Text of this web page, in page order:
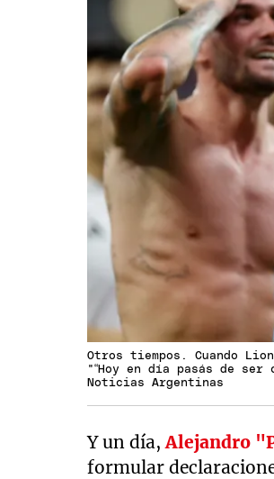
Otros tiempos. Cuando
"“Hoy en día pasás de
Noticias Argentinas
Y un día,Alejandro
formular